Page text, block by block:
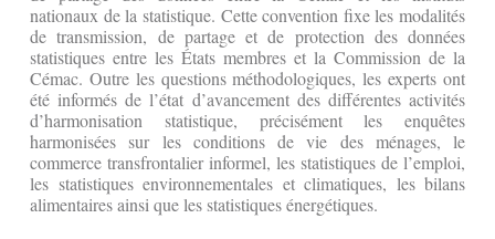
nationaux de la statistique. Cette convention fixe les modalités
de transmission, de partage et de protection des données
statistiques entre les États membres et la Commission de la
Cémac. Outre les questions méthodologiques, les experts ont
été informés de l’état d’avancement des différentes activités
d’harmonisation statistique, précisément les enquêtes
harmonisées sur les conditions de vie des ménages, le
commerce transfrontalier informel, les statistiques de l’emploi,
les statistiques environnementales et climatiques, les bilans
alimentaires ainsi que les statistiques énergétiques.